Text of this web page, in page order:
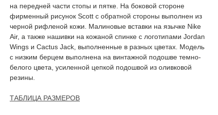
на передней части стопы и пятке. На боковой стороне
фирменный рисунок Scott с обратной стороны выполнен из
черной рифленой кожи. Малиновые вставки на язычке Nike
Air, а также нашивки на кожаной спинке с логотипами Jordan
Wings и Cactus Jack, выполненные в разных цветах. Модель
с низким берцем выполнена на винтажной подошве темно-
белого цвета, усиленной цепкой подошвой из оливковой
резины.
ТАБЛИЦА РАЗМЕРОВ